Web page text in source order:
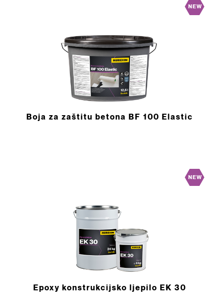
NEW
Boja za zaštitu betona BF 100 Elastic
NEW
Epoxy konstrukcijsko ljepilo EK 30